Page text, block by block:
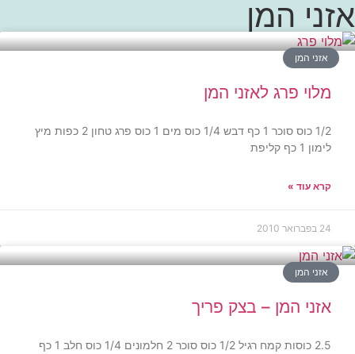
אזני המן
אזני המן
מלוי פרג לאזני המן
1/2 כוס סוכר 1 כף דבש 1/4 כוס מים 1 כוס פרג טחון 2 כפות מיץ
לימון 1 כף קליפת
קרא עוד »
24 בפברואר 2010
אזני המן
אזני המן – בצק פריך
2.5 כוסות קמח רגיל 1/2 כוס סוכר 2 חלמונים 1/4 כוס חלב 1 כף